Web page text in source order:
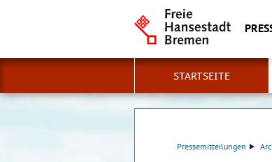
STARTSEITE
Pressemitteilungen